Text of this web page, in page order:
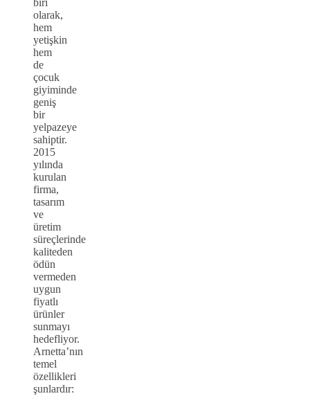
biri
olarak,
hem
yetişkin
hem
de
çocuk
giyiminde
geniş
bir
yelpazeye
sahiptir.
2015
yılında
kurulan
firma,
tasarım
ve
üretim
süreçlerinde
kaliteden
ödün
vermeden
uygun
fiyatlı
ürünler
sunmayı
hedefliyor.
Arnetta’nın
temel
özellikleri
şunlardır: